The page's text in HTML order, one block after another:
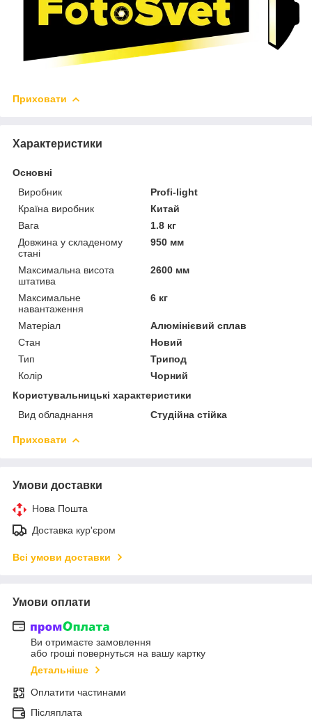
Приховати
Характеристики
Основні
Виробник
Profi-light
Країна виробник
Китай
Вага
1.8 кг
Довжина у складеному
стані
950 мм
Максимальна висота
штатива
2600 мм
Максимальне
навантаження
6 кг
Матеріал
Алюмінієвий сплав
Стан
Новий
Тип
Трипод
Колір
Чорний
Користувальницькі характеристики
Вид обладнання
Студійна стійка
Приховати
Умови доставки
Нова Пошта
Доставка кур'єром
Всі умови доставки
Умови оплати
Ви отримаєте замовлення
або гроші повернуться на вашу картку
Детальніше
Оплатити частинами
Післяплата